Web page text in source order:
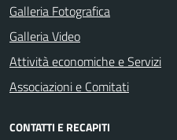
Galleria Fotografica
Galleria Video
Attività economiche e Servizi
Associazioni e Comitati
CONTATTI E RECAPITI